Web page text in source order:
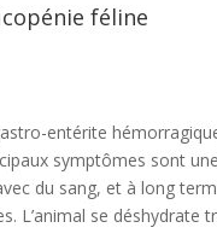
féline
entérite
symptômes sont
du sang, et à long
L’animal se déshydrate